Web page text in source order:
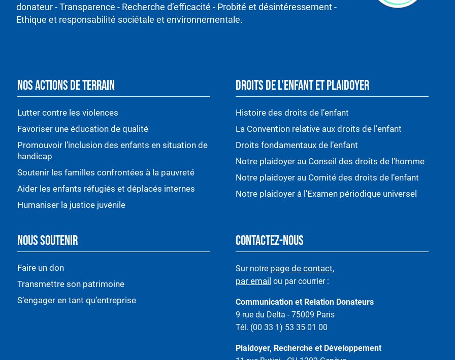
donateur - Transparence - Recherche d’efficacité - Probité et désintéressement -
Ethique et responsabilité sociétale et environnementale.
NOS ACTIONS DE TERRAIN
Lutter contre les violences
Favoriser une éducation de qualité
Promouvoir l’inclusion des enfants en situation de
handicap
Soutenir les familles confrontées à la pauvreté
Aider les enfants réfugiés et déplacés internes
Humaniser la justice juvénile
DROITS DE L’ENFANT ET PLAIDOYER
Histoire des droits de l’enfant
La Convention relative aux droits de l’enfant
Droits fondamentaux de l’enfant
Notre plaidoyer au Conseil des droits de l’homme
Notre plaidoyer au Comité des droits de l’enfant
Notre plaidoyer à l’Examen périodique universel
NOUS SOUTENIR
Faire un don
Transmettre son patrimoine
S’engager en tant qu’entreprise
CONTACTEZ-NOUS
Sur notre page de contact,
par email ou par courrier :
Communication et Relation Donateurs
9 rue du Delta - 75009 Paris
Tél. (00 33 1) 53 35 01 00
Plaidoyer, Recherche et Développement